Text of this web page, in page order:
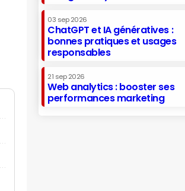
03 sep 2026
ChatGPT et IA génératives :
bonnes pratiques et usages
responsables
21 sep 2026
Web analytics : booster ses
performances marketing